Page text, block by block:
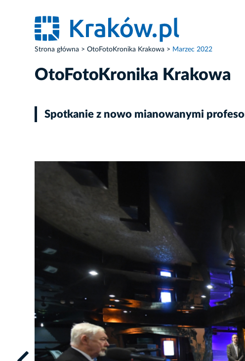
Strona główna OtoFotoKronika Krakowa Marzec 2022
OtoFotoKronika Krakowa
Spotkanie z nowo mianowanymi